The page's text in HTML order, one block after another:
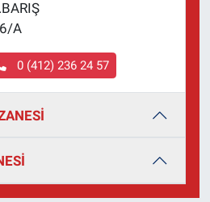
A
0 (412) 236 24 57